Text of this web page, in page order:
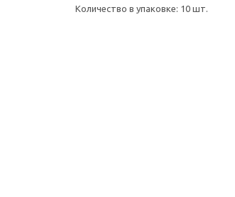
Количество в упаковке: 10 шт.